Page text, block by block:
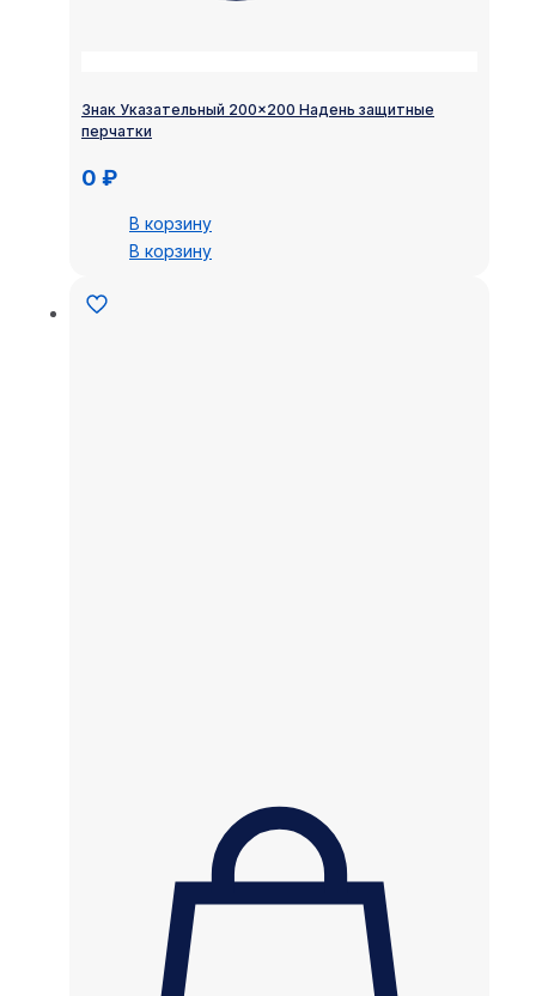
Знак Указательный 200×200 Надень защитные
перчатки
0 ₽
В корзину
В корзину